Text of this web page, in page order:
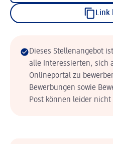
Link
Dieses Stellenangebot
alle Interessierten, sich
Onlineportal zu
Bewerbungen sowie
Post können leider